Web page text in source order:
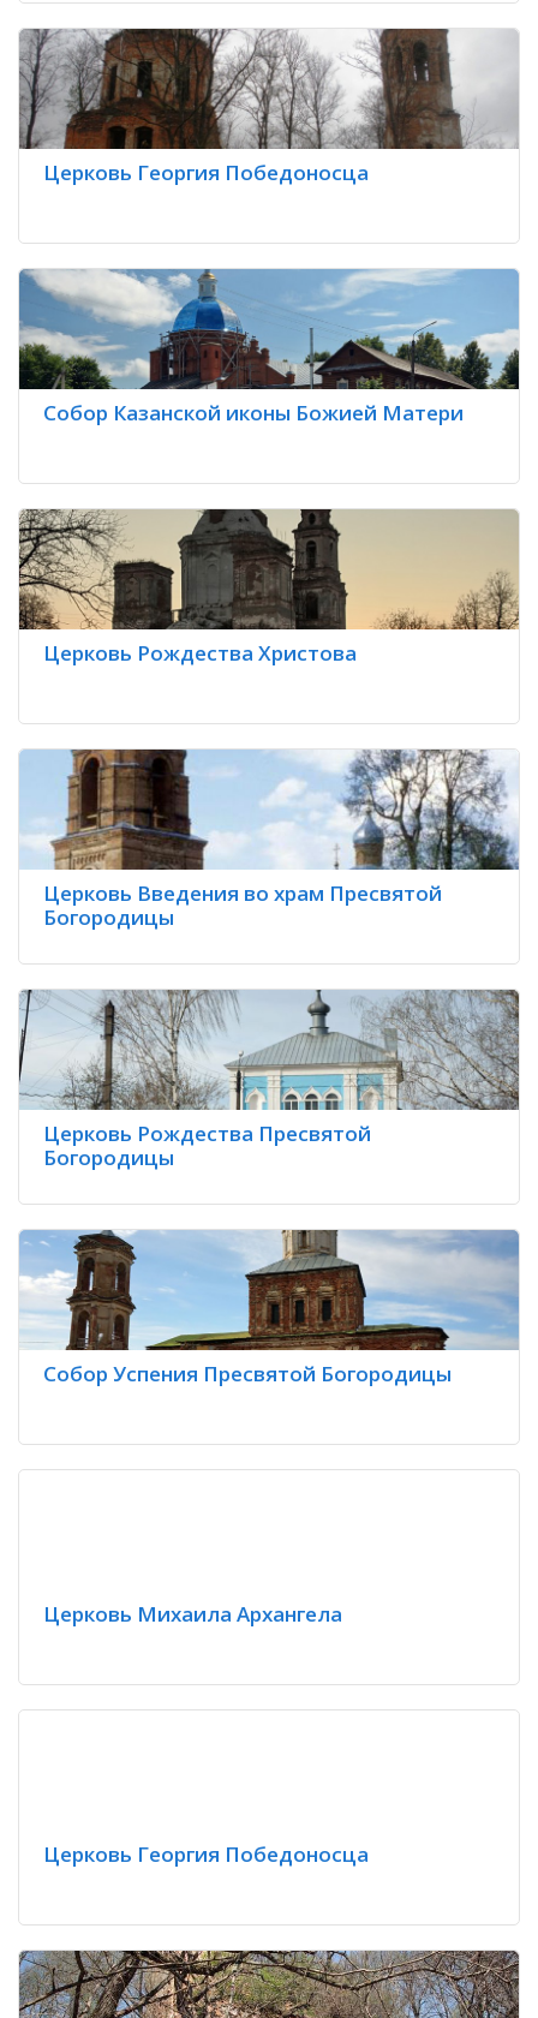
Церковь Георгия Победоносца
Собор Казанской иконы Божией Матери
Церковь Рождества Христова
Церковь Введения во храм Пресвятой
Богородицы
Церковь Рождества Пресвятой
Богородицы
Собор Успения Пресвятой Богородицы
Церковь Михаила Архангела
Церковь Георгия Победоносца